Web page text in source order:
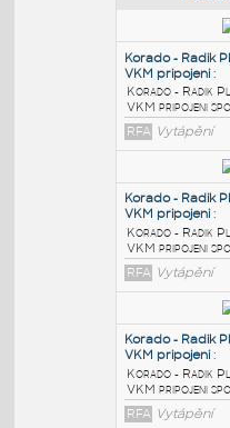
Korado -
VKM
Korado -
VKM
RFA
Korado -